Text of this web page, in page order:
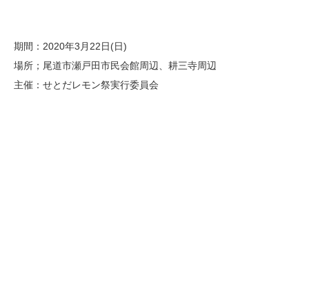
期間：2020年3月22日(日)
場所；尾道市瀬戸田市民会館周辺、耕三寺周辺
主催：せとだレモン祭実行委員会